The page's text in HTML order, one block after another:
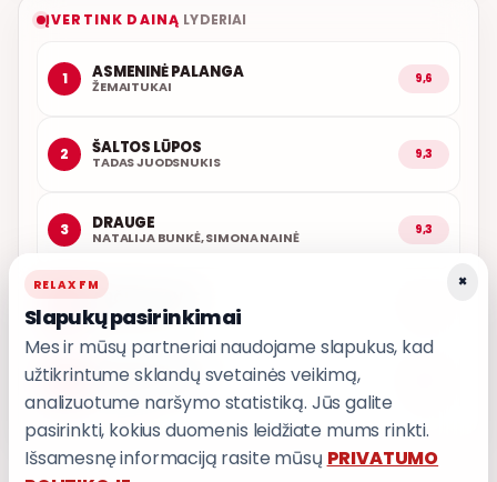
ĮVERTINK DAINĄ LYDERIAI
1 ASMENINĖ PALANGA
ŽEMAITUKAI 9,6
2 ŠALTOS LŪPOS
TADAS JUODSNUKIS 9,3
3 DRAUGE
NATALIJA BUNKĖ, SIMONA NAINĖ 9,3
POPKULTŪRA
5 AŠ ATVAŽIUOJU
×
RELAX FM
Slapukų pasirinkimai
Mes ir mūsų partneriai naudojame slapukus, kad
užtikrintume sklandų svetainės veikimą,
analizuotume naršymo statistiką. Jūs galite
pasirinkti, kokius duomenis leidžiate mums rinkti.
Išsamesnę informaciją rasite mūsų PRIVATUMO